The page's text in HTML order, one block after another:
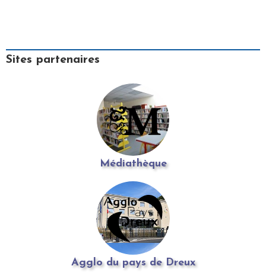
Sites partenaires
Médiathèque
Agglo du pays de Dreux